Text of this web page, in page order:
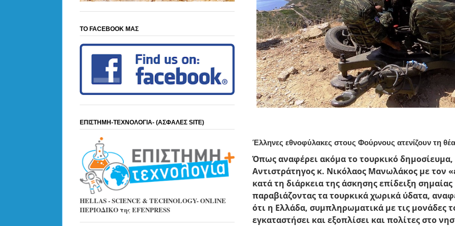
Έλληνες εθνοφύλακες στους Φούρνους ατενίζουν τη
Όπως αναφέρει ακόμα το τουρκικό
Αντιστράτηγος κ. Νικόλαος Μανωλάκος με τον
κατά τη διάρκεια της άσκησης επίδειξη
παραβιάζοντας τα τουρκικά χωρικά ύδατα,
ότι η Ελλάδα, συμπληρωματικά με τις μονάδες
εγκαταστήσει και εξοπλίσει και πολίτες στο
ΤΟ FACEBOOK ΜΑΣ
ΕΠΙΣΤΗΜΗ-ΤΕΧΝΟΛΟΓΙΑ- (ΑΣΦΑΛΕΣ SITE)
HELLAS - SCIENCE & TECHNOLOGY- ONLINE
ΠΕΡΙΟΔΙΚΟ της EFENPRESS